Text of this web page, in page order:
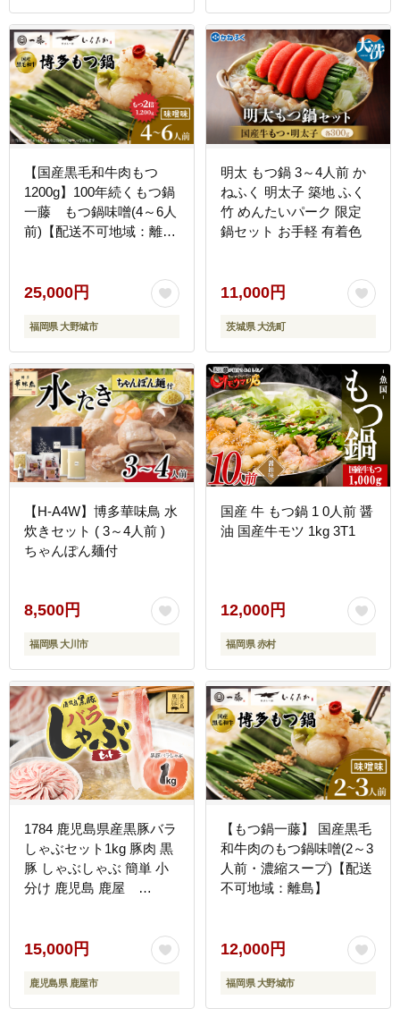
【国産黒毛和牛肉もつ
1200g】100年続くもつ鍋
一藤 もつ鍋味噌(4～6人
前)【配送不可地域：離
25,000円
福岡県 大野城市
明太 もつ鍋 3～4人前 か
ねふく 明太子 築地 ふく
竹 めんたいパーク 限定
鍋セット お手軽 有着色
11,000円
茨城県 大洗町
【H-A4W】博多華味鳥 水
炊きセット ( 3～4人前 )
ちゃんぽん麺付
8,500円
福岡県 大川市
国産 牛 もつ鍋 1 0人前 醤
油 国産牛モツ 1kg 3T1
12,000円
福岡県 赤村
1784 鹿児島県産黒豚バラ
しゃぶセット1kg 豚肉 黒
豚 しゃぶしゃぶ 簡単 小
分け 鹿児島 鹿屋
15,000円
鹿児島県 鹿屋市
【もつ鍋一藤】 国産黒毛
和牛肉のもつ鍋味噌(2～3
人前・濃縮スープ)【配送
不可地域：離島】
12,000円
福岡県 大野城市